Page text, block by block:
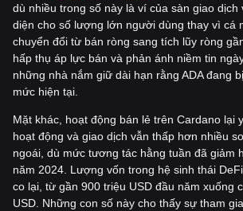
dù nhiều trong số này là ví của sàn giao dịch
diện cho số lượng lớn người dùng thay vì cá
chuyển đổi từ bán ròng sang tích lũy ròng
hấp thụ áp lực bán và phản ánh niềm tin
những nhà nắm giữ dài hạn rằng ADA đang
mức hiện tại.
Mặt khác, hoạt động bán lẻ trên Cardano lại
hoạt động và giao dịch vẫn thấp hơn nhiều
ngoái, dù mức tương tác hằng tuần đã giảm
năm 2024. Lượng vốn trong hệ sinh thái
co lại, từ gần 900 triệu USD đầu năm xuống
USD. Những con số này cho thấy sự tham